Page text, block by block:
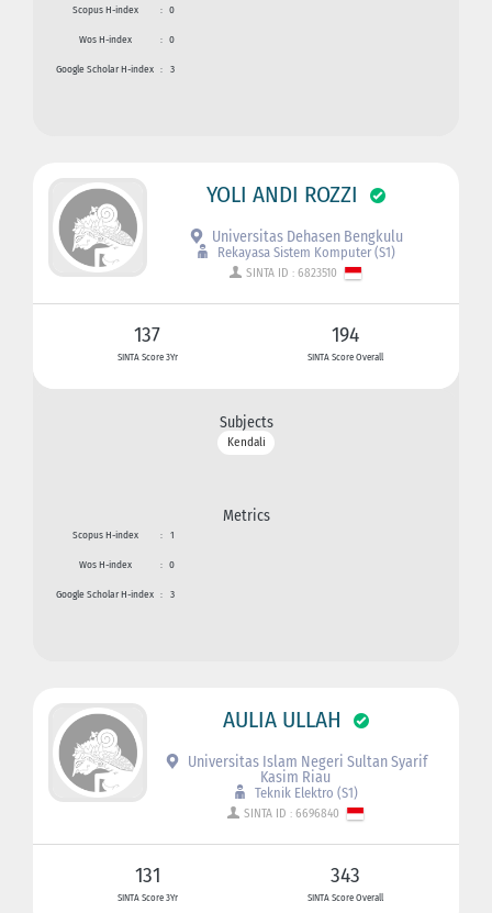
Scopus H-index : 0
Wos H-index : 0
Google Scholar H-index : 3
YOLI ANDI ROZZI
Universitas Dehasen Bengkulu
Rekayasa Sistem Komputer (S1)
SINTA ID : 6823510
137
SINTA Score 3Yr
194
SINTA Score Overall
Subjects
Kendali
Metrics
Scopus H-index : 1
Wos H-index : 0
Google Scholar H-index : 3
AULIA ULLAH
Universitas Islam Negeri Sultan Syarif
Kasim Riau
Teknik Elektro (S1)
SINTA ID : 6696840
131
SINTA Score 3Yr
343
SINTA Score Overall